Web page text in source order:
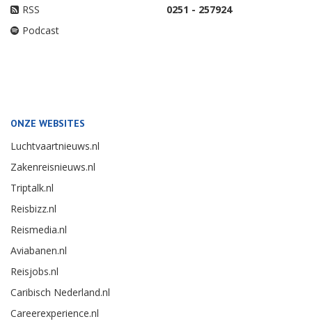
RSS
Podcast
0251 - 257924
ONZE WEBSITES
Luchtvaartnieuws.nl
Zakenreisnieuws.nl
Triptalk.nl
Reisbizz.nl
Reismedia.nl
Aviabanen.nl
Reisjobs.nl
Caribisch Nederland.nl
Careerexperience.nl